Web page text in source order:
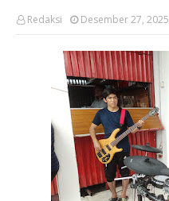
Redaksi Desember 27, 2025